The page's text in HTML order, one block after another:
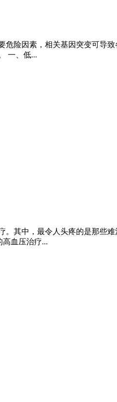
险因素，相关基因突变可导
一、低...
其中，最令人头疼的是那些
血压治疗...